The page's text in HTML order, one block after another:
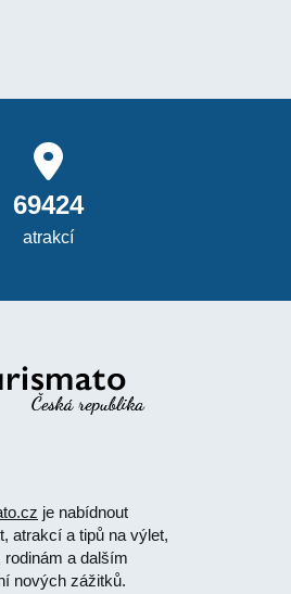
69424
atrakcí
je nabídnout
atrakcí a tipů na výlet,
a dalším
nových zážitků.